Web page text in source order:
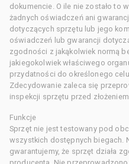
dokumencie. O ile nie zostało to
żadnych oświadczeń ani
dotyczących sprzętu lub jego
oświadczeń lub gwarancji
zgodności z jakąkolwiek normą
jakiegokolwiek właściwego
przydatności do określonego
Zdecydowanie zaleca się
inspekcji sprzętu przed
Funkcje
Sprzęt nie jest testowany pod
wszystkich dostępnych biegach.
gwarantujemy, że sprzęt działa